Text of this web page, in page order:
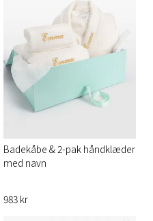
Badekåbe & 2-pak håndklæder
med navn
983 kr